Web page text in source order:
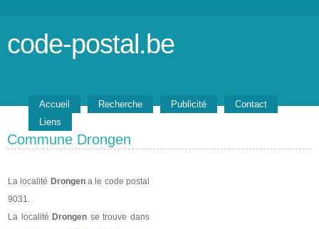
code-postal.be
Accueil Recherche Publicité
Contact
Liens
Commune Drongen
La localité Drongena le code postal
9031.
La localité Drongen se trouve dans